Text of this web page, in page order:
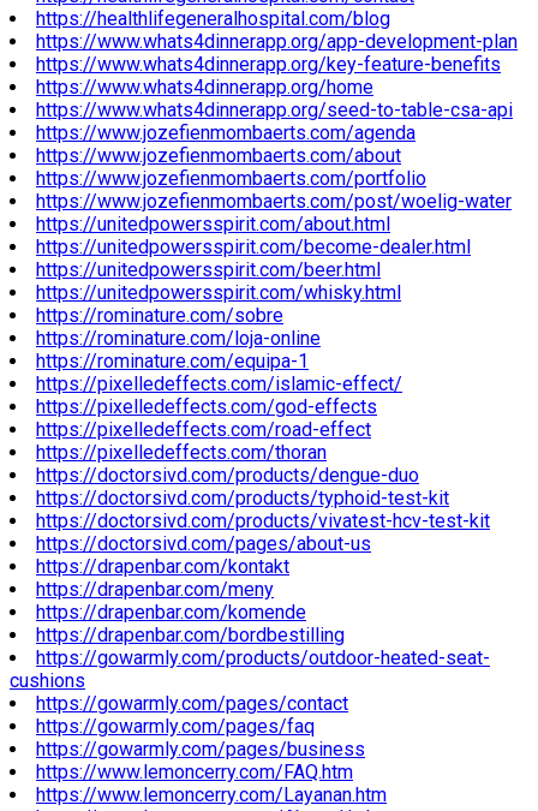
https://healthlifegeneralhospital.com/blog
https://www.whats4dinnerapp.org/app-development-plan
https://www.whats4dinnerapp.org/key-feature-benefits
https://www.whats4dinnerapp.org/home
https://www.whats4dinnerapp.org/seed-to-table-csa-api
https://www.jozefienmombaerts.com/agenda
https://www.jozefienmombaerts.com/about
https://www.jozefienmombaerts.com/portfolio
https://www.jozefienmombaerts.com/post/woelig-water
https://unitedpowersspirit.com/about.html
https://unitedpowersspirit.com/become-dealer.html
https://unitedpowersspirit.com/beer.html
https://unitedpowersspirit.com/whisky.html
https://rominature.com/sobre
https://rominature.com/loja-online
https://rominature.com/equipa-1
https://pixelledeffects.com/islamic-effect/
https://pixelledeffects.com/god-effects
https://pixelledeffects.com/road-effect
https://pixelledeffects.com/thoran
https://doctorsivd.com/products/dengue-duo
https://doctorsivd.com/products/typhoid-test-kit
https://doctorsivd.com/products/vivatest-hcv-test-kit
https://doctorsivd.com/pages/about-us
https://drapenbar.com/kontakt
https://drapenbar.com/meny
https://drapenbar.com/komende
https://drapenbar.com/bordbestilling
https://gowarmly.com/products/outdoor-heated-seat-
cushions
https://gowarmly.com/pages/contact
https://gowarmly.com/pages/faq
https://gowarmly.com/pages/business
https://www.lemoncerry.com/FAQ.htm
https://www.lemoncerry.com/Layanan.htm